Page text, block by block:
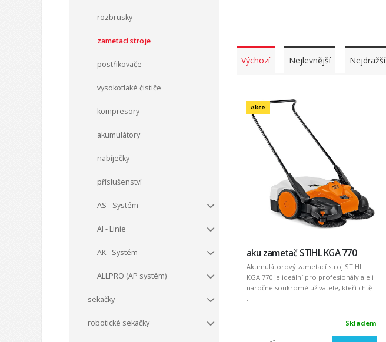
rozbrusky
zametací stroje
postřikovače
vysokotlaké čističe
kompresory
akumulátory
nabíječky
příslušenství
AS - Systém
AI - Linie
AK - Systém
ALLPRO (AP systém)
sekačky
robotické sekačky
Výchozí Nejlevnější Nejdražší
Akce
aku zametač STIHL KGA 770
Akumulátorový zametací stroj STIHL
KGA 770 je ideální pro profesionály ale i
náročné soukromé uživatele, kteří chtě
Skladem